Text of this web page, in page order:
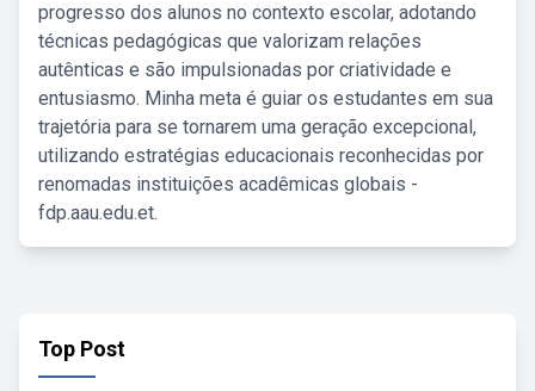
progresso dos alunos no contexto escolar, adotando
técnicas pedagógicas que valorizam relações
autênticas e são impulsionadas por criatividade e
entusiasmo. Minha meta é guiar os estudantes em sua
trajetória para se tornarem uma geração excepcional,
utilizando estratégias educacionais reconhecidas por
renomadas instituições acadêmicas globais -
fdp.aau.edu.et.
Top Post